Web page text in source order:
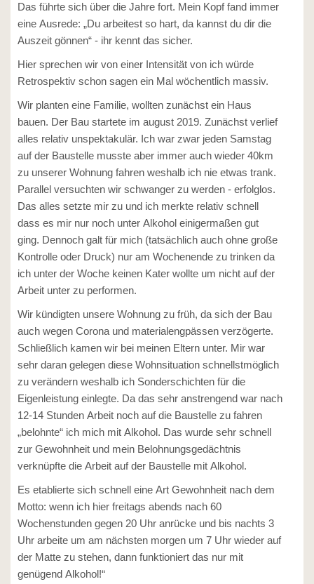
Das führte sich über die Jahre fort. Mein Kopf fand immer
eine Ausrede: „Du arbeitest so hart, da kannst du dir die
Auszeit gönnen“ - ihr kennt das sicher.
Hier sprechen wir von einer Intensität von ich würde
Retrospektiv schon sagen ein Mal wöchentlich massiv.
Wir planten eine Familie, wollten zunächst ein Haus
bauen. Der Bau startete im august 2019. Zunächst verlief
alles relativ unspektakulär. Ich war zwar jeden Samstag
auf der Baustelle musste aber immer auch wieder 40km
zu unserer Wohnung fahren weshalb ich nie etwas trank.
Parallel versuchten wir schwanger zu werden - erfolglos.
Das alles setzte mir zu und ich merkte relativ schnell
dass es mir nur noch unter Alkohol einigermaßen gut
ging. Dennoch galt für mich (tatsächlich auch ohne große
Kontrolle oder Druck) nur am Wochenende zu trinken da
ich unter der Woche keinen Kater wollte um nicht auf der
Arbeit unter zu performen.
Wir kündigten unsere Wohnung zu früh, da sich der Bau
auch wegen Corona und materialengpässen verzögerte.
Schließlich kamen wir bei meinen Eltern unter. Mir war
sehr daran gelegen diese Wohnsituation schnellstmöglich
zu verändern weshalb ich Sonderschichten für die
Eigenleistung einlegte. Da das sehr anstrengend war nach
12-14 Stunden Arbeit noch auf die Baustelle zu fahren
„belohnte“ ich mich mit Alkohol. Das wurde sehr schnell
zur Gewohnheit und mein Belohnungsgedächtnis
verknüpfte die Arbeit auf der Baustelle mit Alkohol.
Es etablierte sich schnell eine Art Gewohnheit nach dem
Motto: wenn ich hier freitags abends nach 60
Wochenstunden gegen 20 Uhr anrücke und bis nachts 3
Uhr arbeite um am nächsten morgen um 7 Uhr wieder auf
der Matte zu stehen, dann funktioniert das nur mit
genügend Alkohol!“